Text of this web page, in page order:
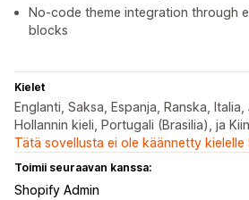
No-code theme integration through
blocks
Kielet
Englanti, Saksa, Espanja, Ranska,
Hollannin kieli, Portugali (Brasilia), ja
Tätä sovellusta ei ole käännetty kielelle
Toimii seuraavan kanssa:
Shopify Admin